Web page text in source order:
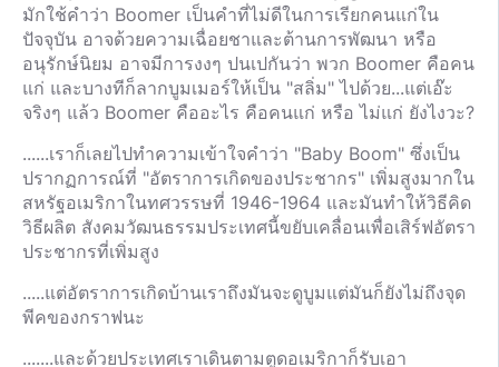
มักใช้คำว่า Boomer เป็นคำที่ไม่ดีในการเรียกคนแก่ใน
ปัจจุบัน อาจด้วยความเฉื่อยชาและต้านการพัฒนา หรือ
อนุรักษ์นิยม อาจมีการงงๆ ปนเปกันว่า พวก Boomer คือคน
แก่ และบางทีก็ลากบูมเมอร์ให้เป็น "สลิ่ม" ไปด้วย...แต่เอ๊ะ
จริงๆ แล้ว Boomer คืออะไร คือคนแก่ หรือ ไม่แก่ ยังไงวะ?
......เราก็เลยไปทำความเข้าใจคำว่า "Baby Boom" ซึ่งเป็น
ปรากฏการณ์ที่ "อัตราการเกิดของประชากร" เพิ่มสูงมากใน
สหรัฐอเมริกาในทศวรรษที่ 1946-1964 และมันทำให้วิธีคิด
วิธีผลิต สังคมวัฒนธรรมประเทศนี้ขยับเคลื่อนเพื่อเสิร์ฟอัตรา
ประชากรที่เพิ่มสูง
.....แต่อัตราการเกิดบ้านเราถึงมันจะดูบูมแต่มันก็ยังไม่ถึงจุด
พีคของกราฟนะ
.......และด้วยประเทศเราเดินตามตูดอเมริกาก็รับเอา